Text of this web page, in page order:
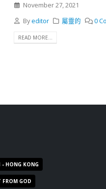
November 27, 2021
Byeditor 屬靈的 0
READ MORE...
- HONG KONG
FROM GOD